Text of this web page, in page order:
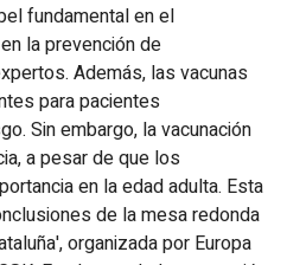
fundamental en el
la prevención de
Además, las vacunas
para pacientes
Sin embargo, la vacunación
a pesar de que los
en la edad adulta. Esta
de la mesa redonda
organizada por Europa